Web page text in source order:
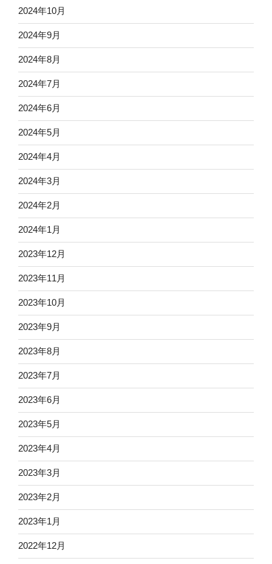
2024年10月
2024年9月
2024年8月
2024年7月
2024年6月
2024年5月
2024年4月
2024年3月
2024年2月
2024年1月
2023年12月
2023年11月
2023年10月
2023年9月
2023年8月
2023年7月
2023年6月
2023年5月
2023年4月
2023年3月
2023年2月
2023年1月
2022年12月